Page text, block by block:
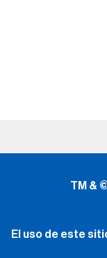
TM &
El uso de este